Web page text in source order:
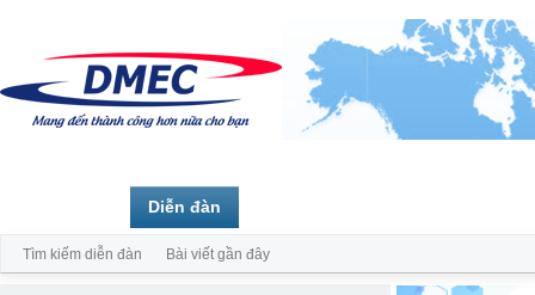
Diễn đàn
Tìm kiếm diễn đàn Bài viết gần đây